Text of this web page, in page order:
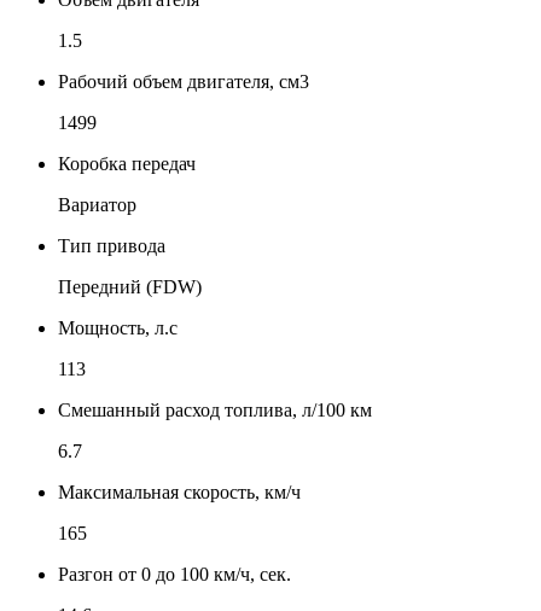
1.5
Рабочий объем двигателя, см3
1499
Коробка передач
Вариатор
Тип привода
Передний (FDW)
Мощность, л.с
113
Смешанный расход топлива, л/100 км
6.7
Максимальная скорость, км/ч
165
Разгон от 0 до 100 км/ч, сек.